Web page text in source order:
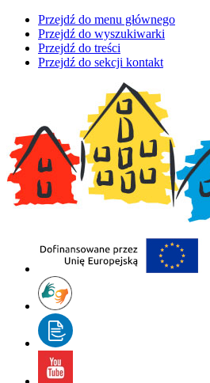
Przejdź do menu głównego
Przejdź do wyszukiwarki
Przejdź do treści
Przejdź do sekcji kontakt